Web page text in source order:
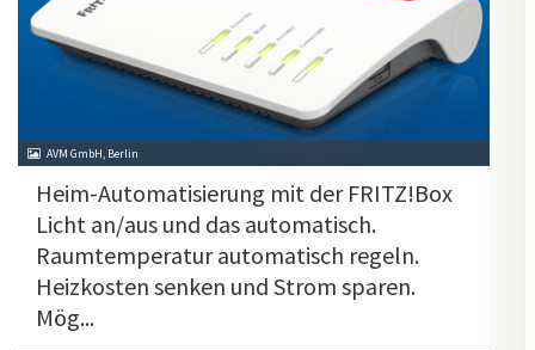
AVM GmbH, Berlin
Heim-Automatisierung mit der FRITZ!Box
Licht an/aus und das automatisch.
Raumtemperatur automatisch regeln.
Heizkosten senken und Strom sparen.
Mög...